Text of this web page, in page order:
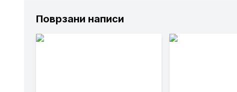
Поврзани написи